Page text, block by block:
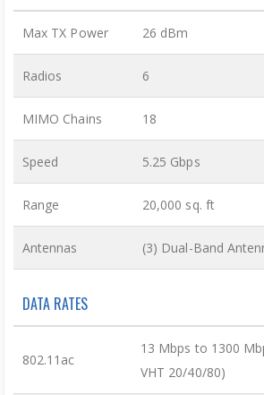
Max TX Power 26 dBm
Radios 6
MIMO Chains 18
Speed 5.25 Gbps
Range 20,000 sq. ft
Antennas (3) Dual-Band
DATA RATES
802.11ac
13 Mbps to 1300
VHT 20/40/80)